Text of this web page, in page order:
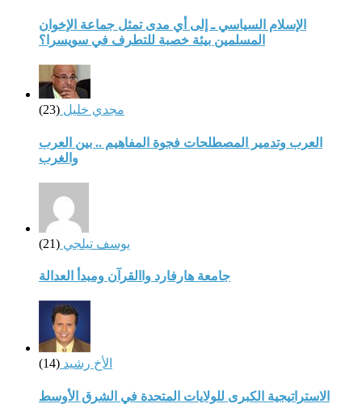
الإسلام السياسي ـ إلى أي مدى تمثل جماعة الإخوان
المسلمين بيئة خصبة للتطرف في سويسرا؟
مجدي خليل (23)
العرب وتدمير المصطلحات فجوة المفاهيم .. بين العرب
والغرب
يوسف تيلجي (21)
جامعة هارفارد واالقرآن ومبدأ العدالة
الأخ رشيد (14)
الاستراتيجية الكبرى للولايات المتحدة في الشرق الأوسط